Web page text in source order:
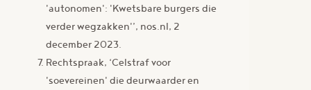
'autonomen': 'Kwetsbare burgers die
verder wegzakken'’, nos.nl, 2
december 2023.
Rechtspraak, ‘Celstraf voor
'soevereinen' die deurwaarder en